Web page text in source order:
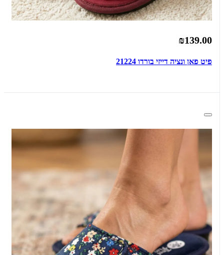
₪139.00
פיט פאן ונציה דייזי בורדו 21224